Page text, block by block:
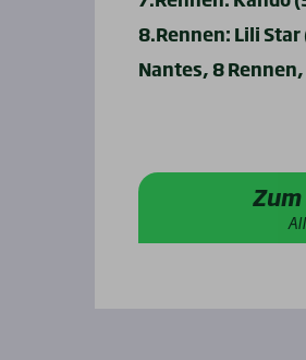
8.Rennen: Lili Star
Nantes, 8